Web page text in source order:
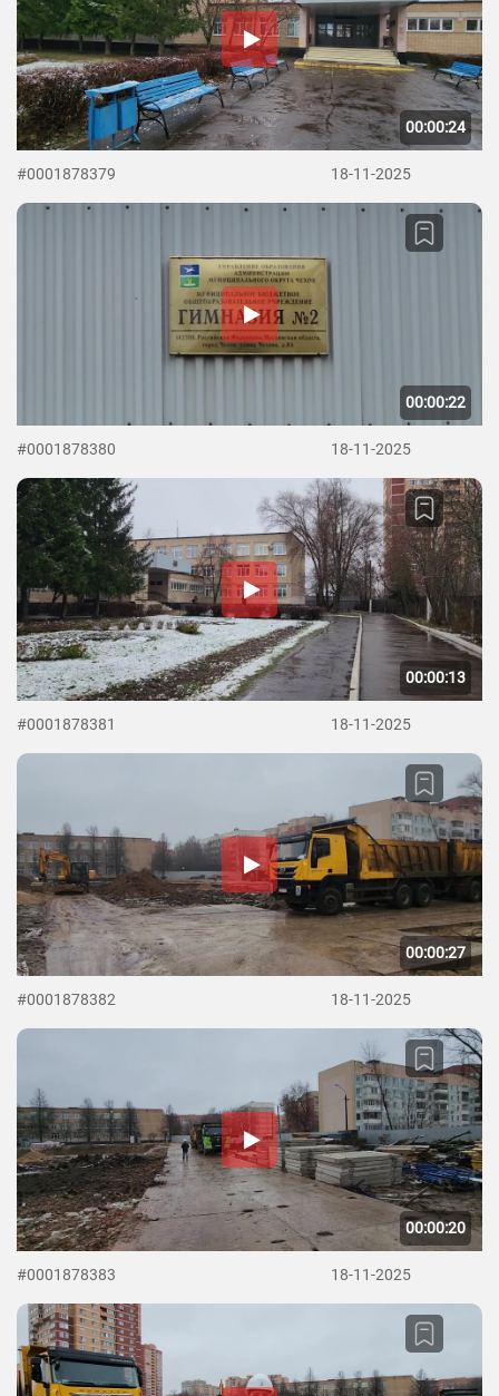
00:00:24
#0001878379 18-11-2025
00:00:22
#0001878380 18-11-2025
00:00:13
#0001878381 18-11-2025
00:00:27
#0001878382 18-11-2025
00:00:20
#0001878383 18-11-2025